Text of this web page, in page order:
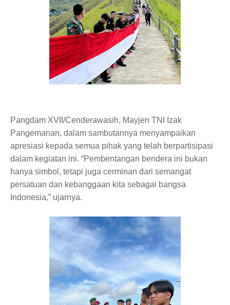
Pangdam XVII/Cenderawasih, Mayjen TNI Izak
Pangemanan, dalam sambutannya menyampaikan
apresiasi kepada semua pihak yang telah berpartisipasi
dalam kegiatan ini. “Pembentangan bendera ini bukan
hanya simbol, tetapi juga cerminan dari semangat
persatuan dan kebanggaan kita sebagai bangsa
Indonesia,” ujarnya.